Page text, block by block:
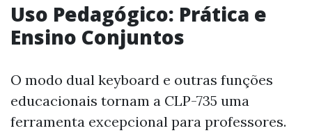
Uso Pedagógico: Prática e
Ensino Conjuntos
O modo dual keyboard e outras funções
educacionais tornam a CLP-735 uma
ferramenta excepcional para professores.